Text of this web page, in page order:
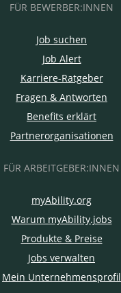
FÜR BEWERBER:INNEN
Job suchen
Job Alert
Karriere-Ratgeber
Fragen & Antworten
Benefits erklärt
Partnerorganisationen
FÜR ARBEITGEBER:INNEN
myAbility.org
Warum myAbility.jobs
Produkte & Preise
Jobs verwalten
Mein Unternehmensprofil